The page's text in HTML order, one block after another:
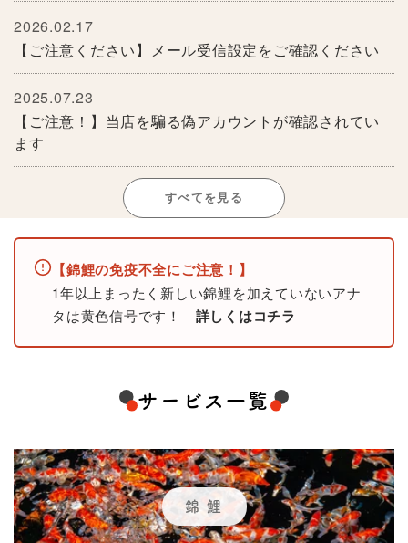
2026.02.17
【ご注意ください】メール受信設定をご確認ください
2025.07.23
【ご注意！】当店を騙る偽アカウントが確認されてい
ます
すべてを見る
【錦鯉の免疫不全にご注意！】
1年以上まったく新しい錦鯉を加えていないアナ
タは黄色信号です！ 詳しくはコチラ
サービス一覧
錦鯉